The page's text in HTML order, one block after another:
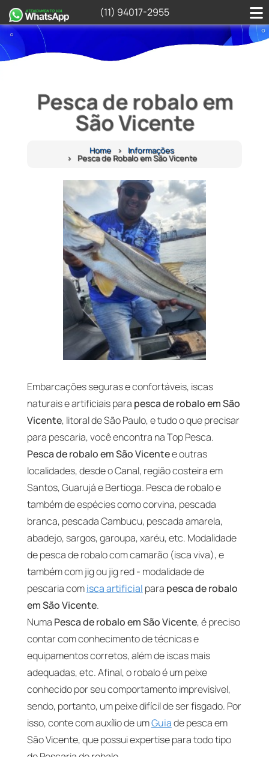
(11) 94017-2955
Pesca de robalo em
São Vicente
Home Informações
Pesca de Robalo em São Vicente
Embarcações seguras e confortáveis, iscas
naturais e artificiais para pesca de robalo em São
Vicente, litoral de São Paulo, e tudo o que precisar
para pescaria, você encontra na Top Pesca.
Pesca de robalo em São Vicentee outras
localidades, desde o Canal, região costeira em
Santos, Guarujá e Bertioga. Pesca de robalo e
também de espécies como corvina, pescada
branca, pescada Cambucu, pescada amarela,
abadejo, sargos, garoupa, xaréu, etc. Modalidade
de pesca de robalo com camarão (isca viva), e
também com jig ou jig red - modalidade de
pescaria comisca artificial para pesca de robalo
em São Vicente.
Numa Pesca de robalo em São Vicente, é preciso
contar com conhecimento de técnicas e
equipamentos corretos, além de iscas mais
adequadas, etc. Afinal, o robalo é um peixe
conhecido por seu comportamento imprevisível,
sendo, portanto, um peixe difícil de ser fisgado. Por
isso, conte com auxílio de umGuiade pesca em
São Vicente, que possui expertise para todo tipo